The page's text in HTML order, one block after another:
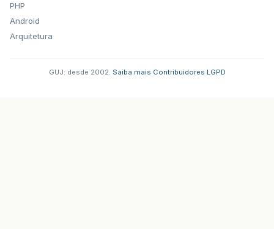
PHP
Android
Arquitetura
GUJ: desde 2002. Saiba mais Contribuidores LGPD